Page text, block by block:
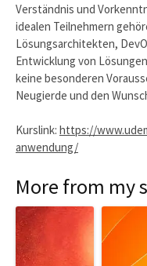
Verständnis und
idealen Teilnehmern
Lösungsarchitekten,
Entwicklung von
keine besonderen
Neugierde und den
Kurslink: https://
anwendung/
More from my